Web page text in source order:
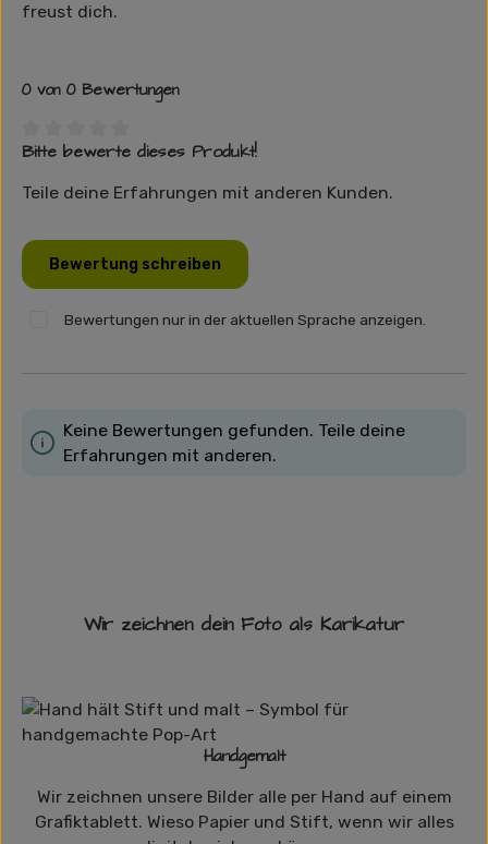
freust dich.
0 von 0 Bewertungen
Durchschnittliche Bewertung von 0 von 5 Sternen
Bitte bewerte dieses Produkt!
Teile deine Erfahrungen mit anderen Kunden.
Bewertung schreiben
Bewertungen nur in der aktuellen Sprache anzeigen.
Keine Bewertungen gefunden. Teile deine
Erfahrungen mit anderen.
Wir zeichnen dein Foto als Karikatur
Handgemalt
Wir zeichnen unsere Bilder alle per Hand auf einem
Grafiktablett. Wieso Papier und Stift, wenn wir alles